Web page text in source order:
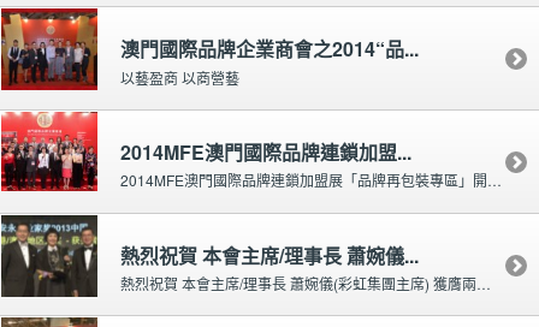
澳門國際品牌企業商會之2014“品...
以藝盈商 以商營藝
2014MFE澳門國際品牌連鎖加盟...
2014MFE澳門國際品牌連鎖加盟展「品牌再包裝專區」開幕儀式及五週年酒會
熱烈祝賀 本會主席/理事長 蕭婉儀...
熱烈祝賀 本會主席/理事長 蕭婉儀(彩虹集團主席) 獲膺兩項殊榮“安永企業家獎2013中國大獎”以及...